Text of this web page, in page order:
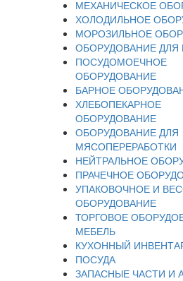
МЕХАНИЧЕСКОЕ
ХОЛОДИЛЬНОЕ
МОРОЗИЛЬНОЕ
ОБОРУДОВАНИЕ ДЛЯ
ПОСУДОМОЕЧНОЕ
ОБОРУДОВАНИЕ
БАРНОЕ
ХЛЕБОПЕКАРНОЕ
ОБОРУДОВАНИЕ
ОБОРУДОВАНИЕ ДЛЯ
МЯСОПЕРЕРАБОТКИ
НЕЙТРАЛЬНОЕ
ПРАЧЕЧНОЕ
УПАКОВОЧНОЕ И
ОБОРУДОВАНИЕ
ТОРГОВОЕ
МЕБЕЛЬ
КУХОННЫЙ
ПОСУДА
ЗАПАСНЫЕ ЧАСТИ И